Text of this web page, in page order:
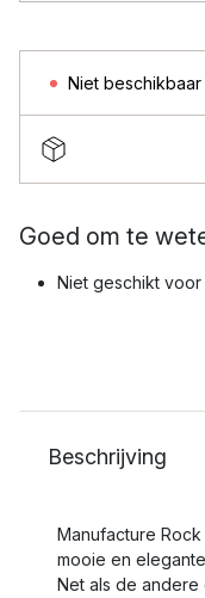
Niet beschikbaar
Goed om te
Niet geschikt
Beschrijving
Manufacture
mooie en
Net als de